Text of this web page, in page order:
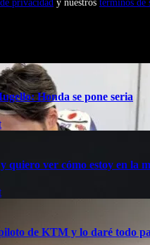
privacidad y nuestros términos de
Honda se pone seria
quiero ver cómo estoy en la
de KTM y lo daré todo